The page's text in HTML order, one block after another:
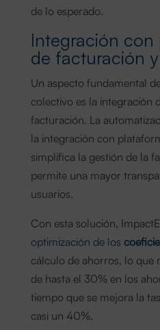
de lo esperado.
Integración con
de facturación
Un aspecto fundamental
colectivo es la integración
facturación. La
la integración con
simplifica la gestión de la
permite una mayor
usuarios.
Con esta solución,
optimización de los
cálculo de ahorros, lo que
de hasta el 30% en los
tiempo que se mejora la
casi un 40%.